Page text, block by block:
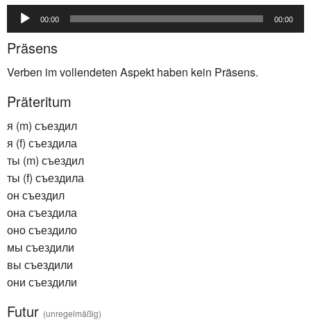
Audio-
Player
00:00 00:00
Präsens
Verben im vollendeten Aspekt haben kein Präsens.
Präteritum
я (m) съездил
я (f) съездила
ты (m) съездил
ты (f) съездила
он съездил
она съездила
оно съездило
мы съездили
вы съездили
они съездили
Futur (unregelmäßig)